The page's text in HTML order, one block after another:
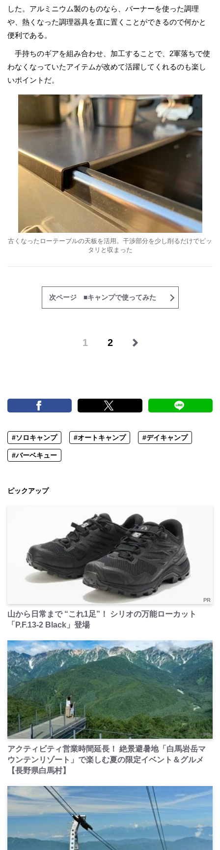
した。アルミニウム製のものなら、バーナーを使った調理
や、熱くなった調理器具を直に置くことができるので何かと
便利である。
手持ちのギアを組み合わせ、加工することで、2軍落ちで使
わなくなっていたアイテムが改めて活躍してくれるのも楽し
いポイントだ。
古くなったローテーブルの天板を活用。干渉部分を少し削るだけでピッ
タリと収まった
次ページ ■キャンプで使ってみた
1 2
#ソロキャンプ #オートキャンプ #デイキャンプ
#バーベキュー
ピックアップ
PR
山から日常まで “これ1足”！ シリオの万能ローカット
「P.F.13-2 Black」登場
PR
アクティビティ営業時間延長！ 絶景避暑地「白馬岩岳マ
ウンテンリゾート」で楽しむ夏の限定イベント＆グルメ
【長野県白馬村】